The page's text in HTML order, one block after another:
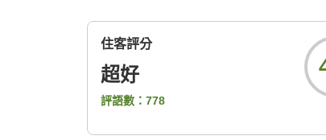
住客評分
超好
評語數： 778